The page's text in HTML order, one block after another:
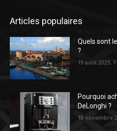
Articles populaires
Quels sont
?
19 août 2023,
Pourquoi
DeLonghi ?
18 novembre